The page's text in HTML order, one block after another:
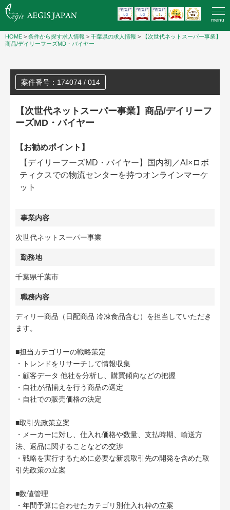
menu
HOME > 条件から探す求人情報 > 千葉県の求人情報 >
【次世代ネットスーパー事業】
商品/デイリーフーズMD・バイヤー
案件番号：174074 / 014
【次世代ネットスーパー事業】商品/デイリーフ
ーズMD・バイヤー
【お勧めポイント】
【デイリーフーズMD・バイヤー】国内初／AI×ロボ
ティクスでの物流センターを持つオンラインマーケ
ット
事業内容
次世代ネットスーパー事業
勤務地
千葉県千葉市
職務内容
ディリー商品（日配商品 冷凍食品含む）を担当していただき
ます。
■担当カテゴリーの戦略策定
・トレンドをリサーチして情報収集
・顧客データ 他社を分析し、購買傾向などの把握
・自社が品揃えを行う商品の選定
・自社での販売価格の決定
■取引先政策立案
・メーカーに対し、仕入れ価格や数量、支払時期、輸送方
法、返品に関することなどの交渉
・戦略を実行するために必要な新規取引先の開発を含めた取
引先政策の立案
■数値管理
・年間予算に合わせたカテゴリ別仕入れ枠の立案